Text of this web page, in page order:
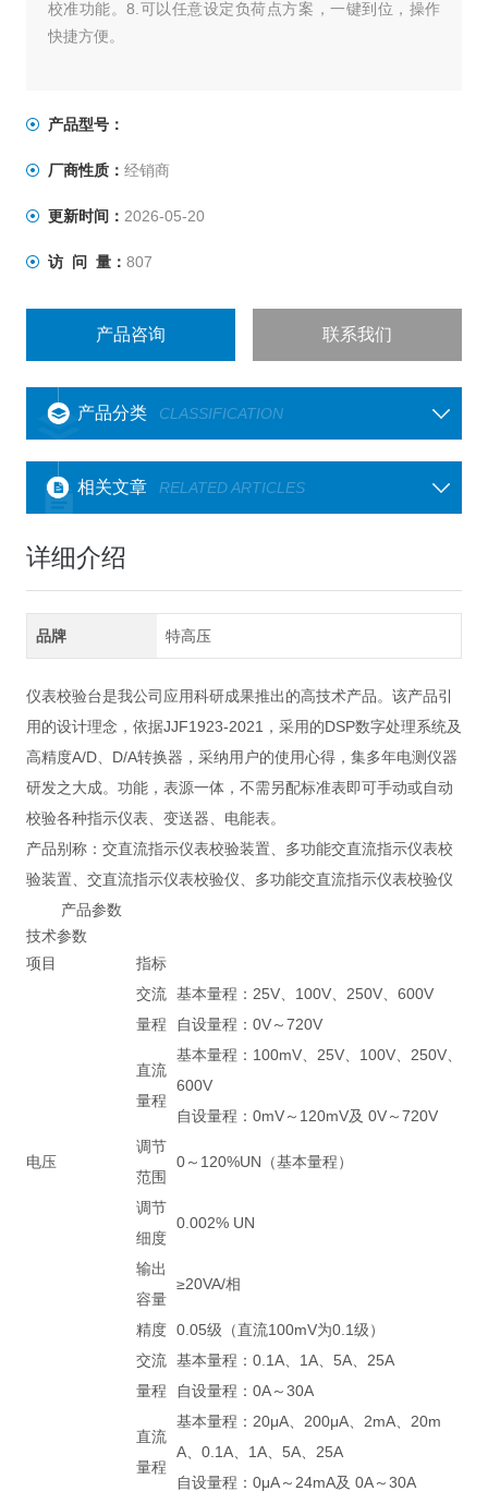
校准功能。8.可以任意设定负荷点方案，一键到位，操作
快捷方便。
产品型号：
厂商性质： 经销商
更新时间： 2026-05-20
访 问 量： 807
产品咨询 联系我们
产品分类 CLASSIFICATION
相关文章 RELATED ARTICLES
详细介绍
品牌 特高压
仪表校验台是我公司应用科研成果推出的高技术产品。该产品引
用的设计理念，依据JJF1923-2021，采用的DSP数字处理系统及
高精度A/D、D/A转换器，采纳用户的使用心得，集多年电测仪器
研发之大成。功能，表源一体，不需另配标准表即可手动或自动
校验各种指示仪表、变送器、电能表。
产品别称：交直流指示仪表校验装置、多功能交直流指示仪表校
验装置、交直流指示仪表校验仪、多功能交直流指示仪表校验仪
产品参数
技术参数
项目
指标
电压
交流
量程
基本量程：25V、100V、250V、600V
自设量程：0V～720V
直流
量程
基本量程：100mV、25V、100V、250V、
600V
自设量程：0mV～120mV及 0V～720V
调节
范围
0～120%UN（基本量程）
调节
细度
0.002% UN
输出
容量
≥20VA/相
精度 0.05级（直流100mV为0.1级）
交流
量程
基本量程：0.1A、1A、5A、25A
自设量程：0A～30A
直流
量程
基本量程：20μA、200μA、2mA、20m
A、0.1A、1A、5A、25A
自设量程：0μA～24mA及 0A～30A